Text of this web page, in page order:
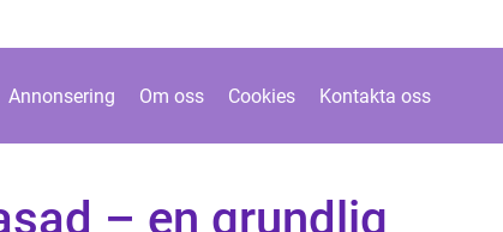
Annonsering Om oss Cookies Kontakta oss
– en grundlig